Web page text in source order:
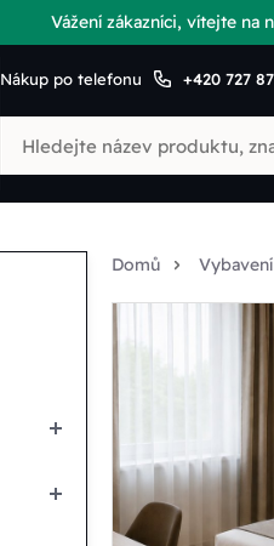
Vážení zákazníci, vítejte
Nákup po telefonu +420 727
Domů